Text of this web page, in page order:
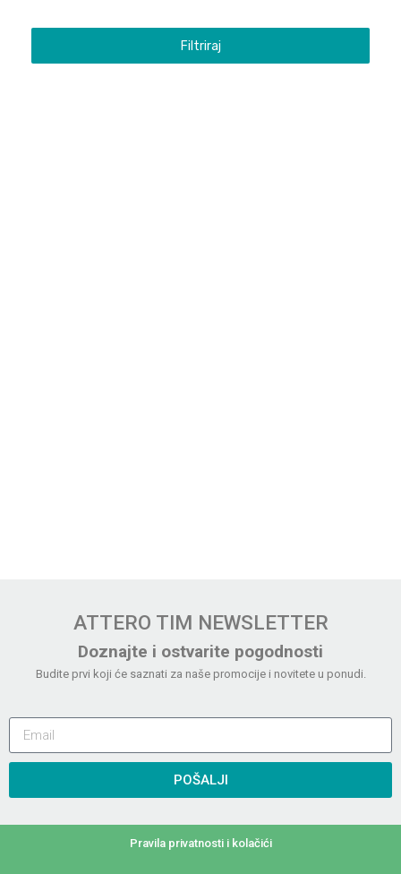
Filtriraj
ATTERO TIM NEWSLETTER
Doznajte i ostvarite pogodnosti
Budite prvi koji će saznati za naše promocije i novitete u ponudi.
POŠALJI
Pravila privatnosti i kolačići